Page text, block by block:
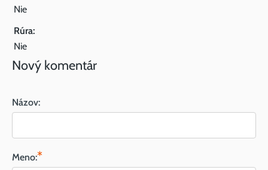
Nie
Rúra:
Nie
Nový komentár
Názov:
Meno:*